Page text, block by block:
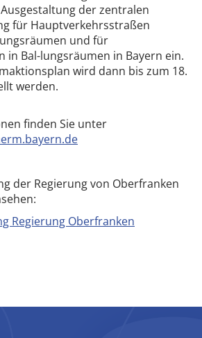
der zentralen
für Hauptverkehrsstraßen
und für
in Bal-lungsräumen in Bayern ein.
wird dann bis zum 18.
werden.
finden Sie unter
der Regierung von Oberfranken
Regierung Oberfranken